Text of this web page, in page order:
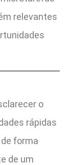
relevantes
o
rápidas
forma
de um